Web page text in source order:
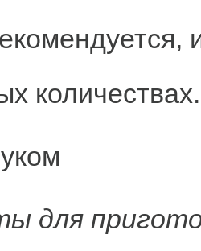
количествах.
для